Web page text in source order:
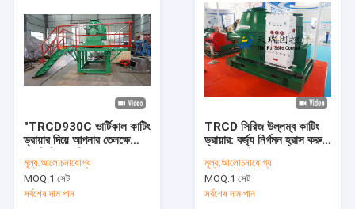
"TRCD930C ভার্টিকাল কাটিং
ড্রায়ার দিয়ে আপনার তেলক্ষেত্রের
উন্নত ডিজাইন, দীর্ঘ পরিষেবা
জীবন
মূল্য:আলোচনাযোগ্য
MOQ:1 সেট
সর্বশেষ দাম পান
TRCD সিরিজ উল্লম্ব কাটিং
ড্রায়ার: বর্জ্য নির্গমন হ্রাস করুন
900r/min
মূল্য:আলোচনাযোগ্য
MOQ:1 সেট
সর্বশেষ দাম পান